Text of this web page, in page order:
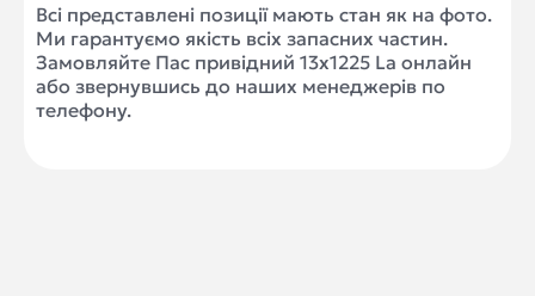
Всі представлені позиції мають стан як на фото.
Ми гарантуємо якість всіх запасних частин.
Замовляйте Пас привідний 13x1225 La онлайн
або звернувшись до наших менеджерів по
телефону.